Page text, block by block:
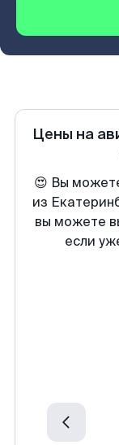
Цены на
😍 Вы
из
вы можете
если